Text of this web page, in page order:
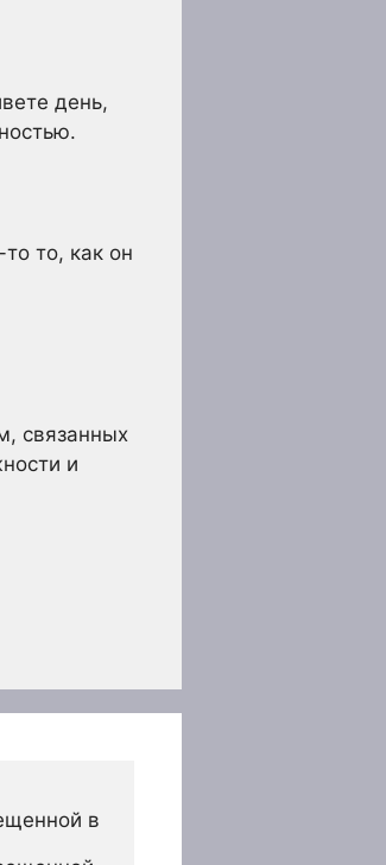
день,
то, как он
связанных
и
в